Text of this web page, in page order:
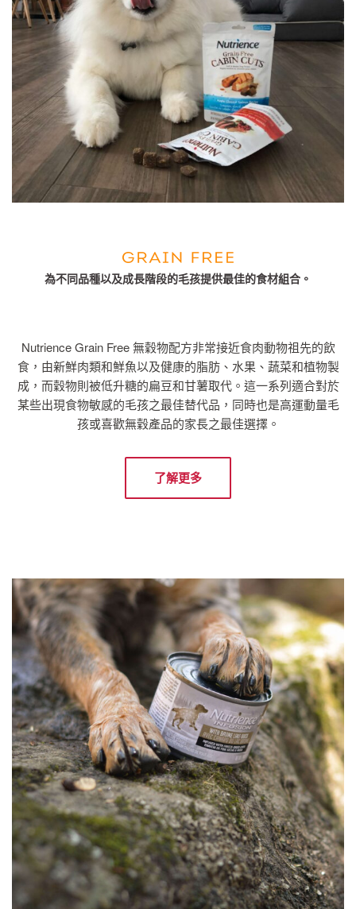
為不同品種以及成長階段的毛孩提供最佳的食材組合。
Nutrience Grain Free 無穀物配方非常接近食肉動物祖先的飲
食，由新鮮肉類和鮮魚以及健康的脂肪、水果、蔬菜和植物製
成，而穀物則被低升糖的扁豆和甘薯取代。這一系列適合對於
某些出現食物敏感的毛孩之最佳替代品，同時也是高運動量毛
孩或喜歡無穀產品的家長之最佳選擇。
了解更多